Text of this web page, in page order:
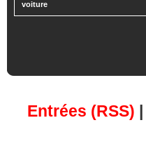
voiture
Entrées (RSS) |